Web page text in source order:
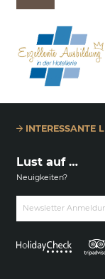
INTERESSANTE
Lust auf …
Neuigkeiten?
Newsletter